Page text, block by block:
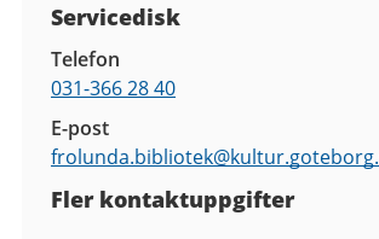
Servicedisk
Telefon
031-366 28 40
E-post
frolunda.bibliotek@
Fler kontaktuppgifter